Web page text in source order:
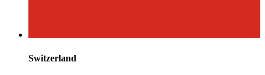
Switzerland